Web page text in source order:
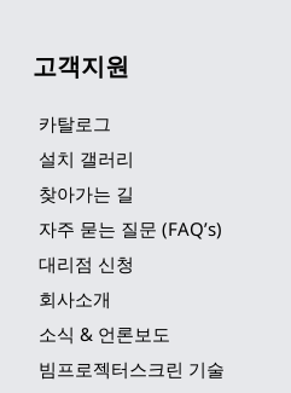
고객지원
카탈로그
설치 갤러리
찾아가는 길
자주 묻는 질문 (FAQ’s)
대리점 신청
회사소개
소식 & 언론보도
빔프로젝터스크린 기술